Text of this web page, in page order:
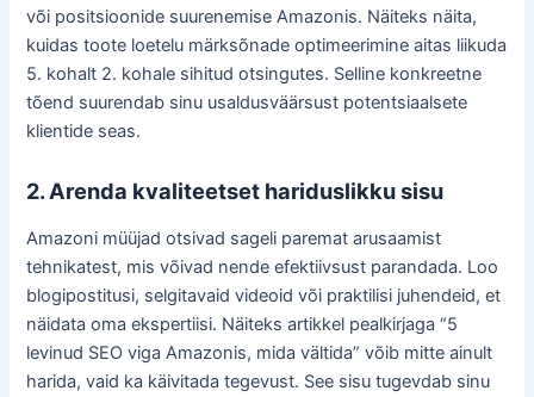
või positsioonide suurenemise Amazonis. Näiteks näita,
kuidas toote loetelu märksõnade optimeerimine aitas liikuda
5. kohalt 2. kohale sihitud otsingutes. Selline konkreetne
tõend suurendab sinu usaldusväärsust potentsiaalsete
klientide seas.
2. Arenda kvaliteetset hariduslikku sisu
Amazoni müüjad otsivad sageli paremat arusaamist
tehnikatest, mis võivad nende efektiivsust parandada. Loo
blogipostitusi, selgitavaid videoid või praktilisi juhendeid, et
näidata oma ekspertiisi. Näiteks artikkel pealkirjaga “5
levinud SEO viga Amazonis, mida vältida” võib mitte ainult
harida, vaid ka käivitada tegevust. See sisu tugevdab sinu